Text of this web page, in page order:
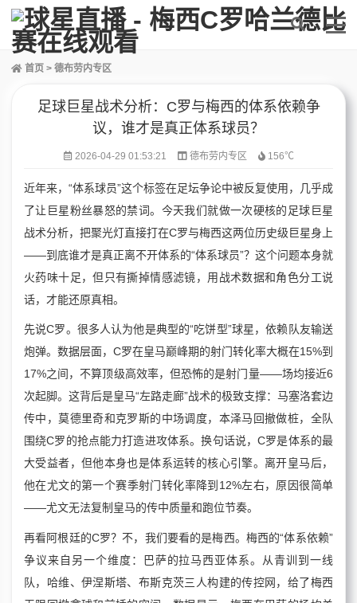
首页 > 德布劳内专区
足球巨星战术分析：C罗与梅西的体系依赖争
议，谁才是真正体系球员？
2026-04-29 01:53:21 德布劳内专区 156℃
近年来，“体系球员”这个标签在足坛争论中被反复使用，几乎成
了让巨星粉丝暴怒的禁词。今天我们就做一次硬核的足球巨星
战术分析，把聚光灯直接打在C罗与梅西这两位历史级巨星身上
——到底谁才是真正离不开体系的“体系球员”？这个问题本身就
火药味十足，但只有撕掉情感滤镜，用战术数据和角色分工说
话，才能还原真相。
先说C罗。很多人认为他是典型的“吃饼型”球星，依赖队友输送
炮弹。数据层面，C罗在皇马巅峰期的射门转化率大概在15%到
17%之间，不算顶级高效率，但恐怖的是射门量——场均接近6
次起脚。这背后是皇马“左路走廊”战术的极致支撑：马塞洛套边
传中，莫德里奇和克罗斯的中场调度，本泽马回撤做桩，全队
围绕C罗的抢点能力打造进攻体系。换句话说，C罗是体系的最
大受益者，但他本身也是体系运转的核心引擎。离开皇马后，
他在尤文的第一个赛季射门转化率降到12%左右，原因很简单
——尤文无法复制皇马的传中质量和跑位节奏。
再看阿根廷的C罗？不，我们要看的是梅西。梅西的“体系依赖”
争议来自另一个维度：巴萨的拉马西亚体系。从青训到一线
队，哈维、伊涅斯塔、布斯克茨三人构建的传控网，给了梅西